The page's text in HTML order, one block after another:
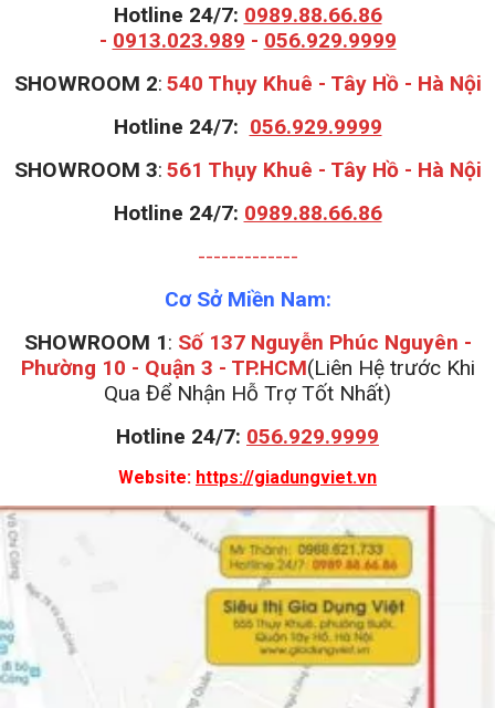
Hotline 24/7: 0989.88.66.86
- 0913.023.989 - 056.929.9999
SHOWROOM 2: 540 Thụy Khuê - Tây Hồ - Hà Nội
Hotline 24/7: 056.929.9999
SHOWROOM 3: 561 Thụy Khuê - Tây Hồ - Hà Nội
Hotline 24/7: 0989.88.66.86
-------------
Cơ Sở Miền Nam:
SHOWROOM 1: Số 137 Nguyễn Phúc Nguyên -
Phường 10 - Quận 3 - TP.HCM(Liên Hệ trước Khi
Qua Để Nhận Hỗ Trợ Tốt Nhất)
Hotline 24/7: 056.929.9999
Website: https://giadungviet.vn